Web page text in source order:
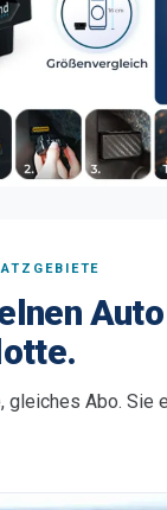
gleiches Abo. Sie